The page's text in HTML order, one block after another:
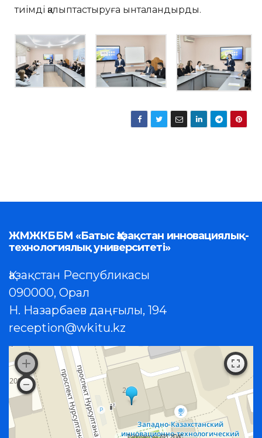
тиімді қалыптастыруға ынталандырды.
ЖМЖКББМ «Батыс Қазақстан инновациялық-
технологиялық университеті»
Қазақстан Республикасы
090000, Орал
Н. Назарбаев даңғылы, 194
reception@wkitu.kz